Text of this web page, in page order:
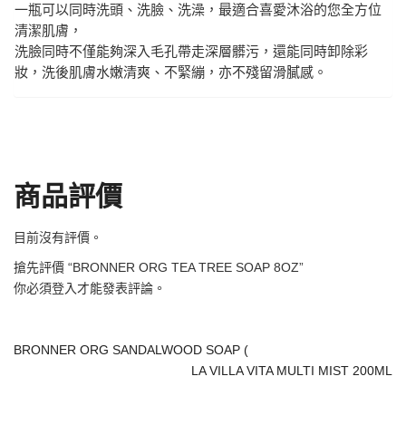
一瓶可以同時洗頭、洗臉、洗澡，最適合喜愛沐浴的您全方位
清潔肌膚，
洗臉同時不僅能夠深入毛孔帶走深層髒污，還能同時卸除彩
妝，洗後肌膚水嫩清爽、不緊繃，亦不殘留滑膩感。
商品評價
目前沒有評價。
搶先評價 “BRONNER ORG TEA TREE SOAP 8OZ”
你必須登入 才能發表評論。
BRONNER ORG SANDALWOOD SOAP (
LA VILLA VITA MULTI MIST 200ML